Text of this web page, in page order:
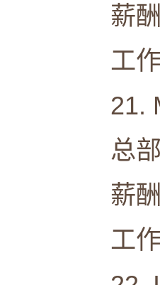
薪酬
工作
21.
总部:
薪酬
工作